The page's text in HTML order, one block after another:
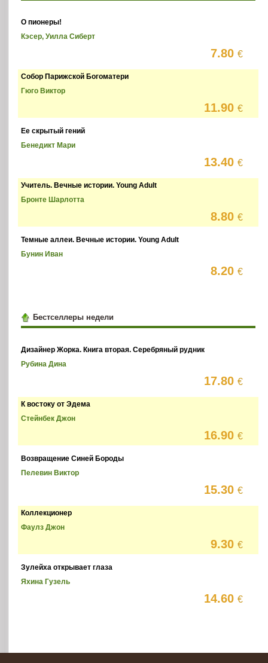
О пионеры!
Кэсер, Уилла Сиберт
7.80€
Собор Парижской Богоматери
Гюго Виктор
11.90€
Ее скрытый гений
Бенедикт Мари
13.40€
Учитель. Вечные истории. Young Adult
Бронте Шарлотта
8.80€
Темные аллеи. Вечные истории. Young Adult
Бунин Иван
8.20€
Бестселлеры недели
Дизайнер Жорка. Книга вторая. Серебряный рудник
Рубина Дина
17.80€
К востоку от Эдема
Стейнбек Джон
16.90€
Возвращение Синей Бороды
Пелевин Виктор
15.30€
Коллекционер
Фаулз Джон
9.30€
Зулейха открывает глаза
Яхина Гузель
14.60€